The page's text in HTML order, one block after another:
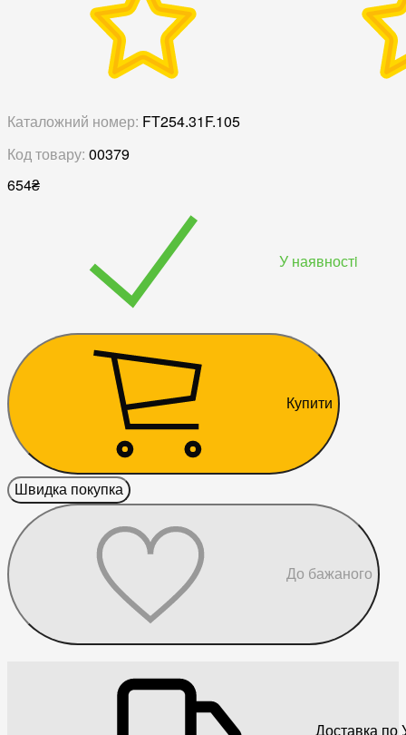
Каталожний номер: FT254.31F.105
Код товару: 00379
654₴
У наявностi
Купити
Швидка покупка
До бажаного
Доставка по